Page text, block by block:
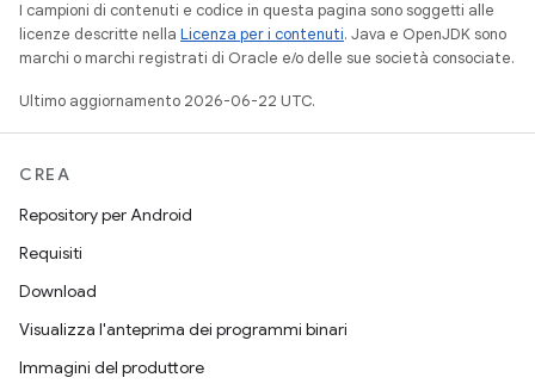
I campioni di contenuti e codice in questa pagina sono soggetti alle
licenze descritte nella Licenza per i contenuti. Java e OpenJDK sono
marchi o marchi registrati di Oracle e/o delle sue società consociate.
Ultimo aggiornamento 2026-06-22 UTC.
CREA
Repository per Android
Requisiti
Download
Visualizza l'anteprima dei programmi binari
Immagini del produttore